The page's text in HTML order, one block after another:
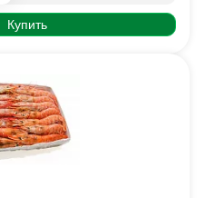
Купить